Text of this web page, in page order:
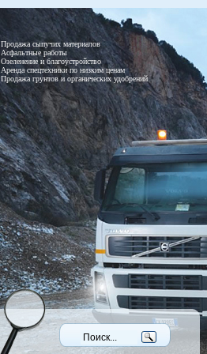
Продажа сыпучих материалов
Асфальтные работы
Озеленение и благоустройство
Аренда спецтехники по низким ценам
Продажа грунтов и органических удобрений